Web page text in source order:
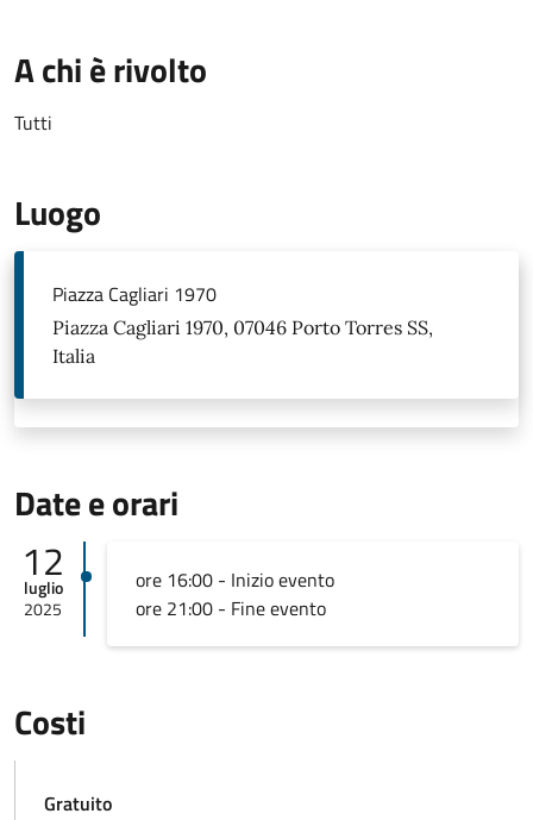
A chi è rivolto
Tutti
Luogo
Piazza Cagliari 1970
Piazza Cagliari 1970, 07046 Porto Torres SS,
Italia
Date e orari
12
luglio
2025
ore 16:00 - Inizio evento
ore 21:00 - Fine evento
Costi
Gratuito